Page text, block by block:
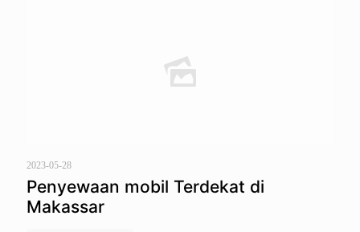
2023-05-28
Penyewaan mobil Terdekat di
Makassar